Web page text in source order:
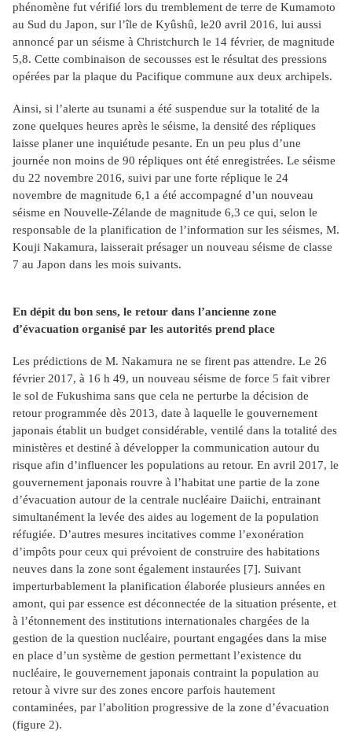
phénomène fut vérifié lors du tremblement de terre de Kumamoto
au Sud du Japon, sur l’île de Kyûshû, le20 avril 2016, lui aussi
annoncé par un séisme à Christchurch le 14 février, de magnitude
5,8. Cette combinaison de secousses est le résultat des pressions
opérées par la plaque du Pacifique commune aux deux archipels.
Ainsi, si l’alerte au tsunami a été suspendue sur la totalité de la
zone quelques heures après le séisme, la densité des répliques
laisse planer une inquiétude pesante. En un peu plus d’une
journée non moins de 90 répliques ont été enregistrées. Le séisme
du 22 novembre 2016, suivi par une forte réplique le 24
novembre de magnitude 6,1 a été accompagné d’un nouveau
séisme en Nouvelle-Zélande de magnitude 6,3 ce qui, selon le
responsable de la planification de l’information sur les séismes, M.
Kouji Nakamura, laisserait présager un nouveau séisme de classe
7 au Japon dans les mois suivants.
En dépit du bon sens, le retour dans l’ancienne zone
d’évacuation organisé par les autorités prend place
Les prédictions de M. Nakamura ne se firent pas attendre. Le 26
février 2017, à 16 h 49, un nouveau séisme de force 5 fait vibrer
le sol de Fukushima sans que cela ne perturbe la décision de
retour programmée dès 2013, date à laquelle le gouvernement
japonais établit un budget considérable, ventilé dans la totalité des
ministères et destiné à développer la communication autour du
risque afin d’influencer les populations au retour. En avril 2017, le
gouvernement japonais rouvre à l’habitat une partie de la zone
d’évacuation autour de la centrale nucléaire Daiichi, entrainant
simultanément la levée des aides au logement de la population
réfugiée. D’autres mesures incitatives comme l’exonération
d’impôts pour ceux qui prévoient de construire des habitations
neuves dans la zone sont également instaurées [7]. Suivant
imperturbablement la planification élaborée plusieurs années en
amont, qui par essence est déconnectée de la situation présente, et
à l’étonnement des institutions internationales chargées de la
gestion de la question nucléaire, pourtant engagées dans la mise
en place d’un système de gestion permettant l’existence du
nucléaire, le gouvernement japonais contraint la population au
retour à vivre sur des zones encore parfois hautement
contaminées, par l’abolition progressive de la zone d’évacuation
(figure 2).